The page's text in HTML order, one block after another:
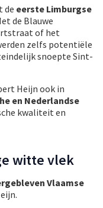
de eerste Limburgse
de Blauwe
of het
zelfs potentiële
snoepte Sint-
Heijn ook in
en Nederlandse
kwaliteit en
witte vlek
Vlaamse